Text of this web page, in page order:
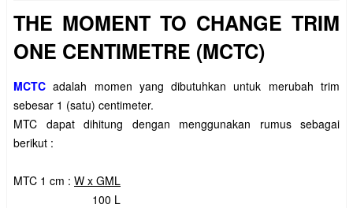
THE MOMENT TO CHANGE TRIM
ONE CENTIMETRE (MCTC)
MCTC adalah momen yang dibutuhkan untuk merubah trim
sebesar 1 (satu) centimeter.
MTC dapat dihitung dengan menggunakan rumus sebagai
berikut :
MTC 1 cm : W x GML
100 L